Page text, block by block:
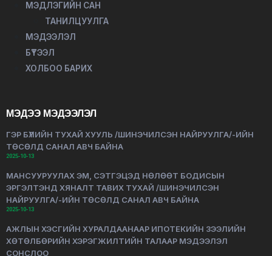
МЭДЛЭГИЙН САН
ТАНИЛЦУУЛГА
МЭДЭЭЛЭЛ
БҮТЭЭЛ
ХОЛБОО БАРИХ
МЭДЭЭ МЭДЭЭЛЭЛ
ГЭР БҮЛИЙН ТУХАЙ ХУУЛЬ /ШИНЭЧИЛСЭН НАЙРУУЛГА/-ИЙН
ТӨСӨЛД САНАЛ АВЧ БАЙНА
2025-10-13
МАНСУУРУУЛАХ ЭМ, СЭТГЭЦЭД НӨЛӨӨТ БОДИСЫН
ЭРГЭЛТЭНД ХЯНАЛТ ТАВИХ ТУХАЙ /ШИНЭЧИЛСЭН
НАЙРУУЛГА/-ИЙН ТӨСӨЛД САНАЛ АВЧ БАЙНА
2025-10-13
АЖЛЫН ХЭСГИЙН ХУРАЛДААНААР ИПОТЕКИЙН ЗЭЭЛИЙН
ХӨТӨЛБӨРИЙН ХЭРЭГЖИЛТИЙН ТАЛААР МЭДЭЭЛЭЛ
СОНСЛОО